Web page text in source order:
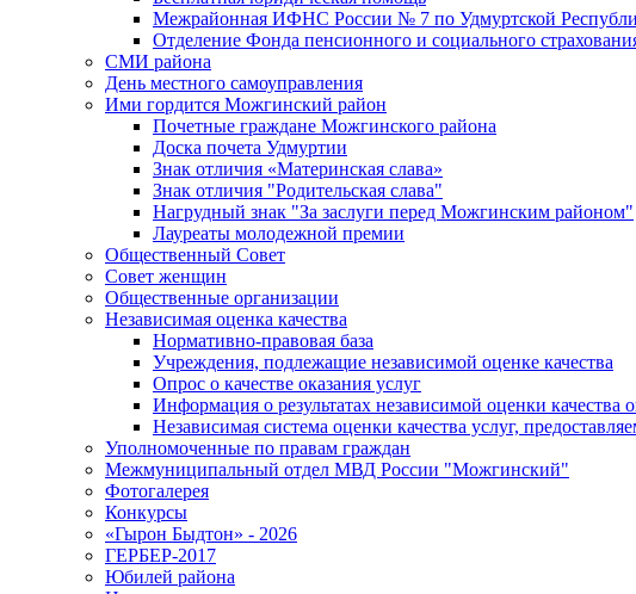
Межрайонная ИФНС России № 7 по Удмуртской
Отделение Фонда пенсионного и социального
СМИ района
День местного самоуправления
Ими гордится Можгинский район
Почетные граждане Можгинского района
Доска почета Удмуртии
Знак отличия «Материнская слава»
Знак отличия "Родительская слава"
Нагрудный знак "За заслуги перед Можгинским районом"
Лауреаты молодежной премии
Общественный Совет
Совет женщин
Общественные организации
Независимая оценка качества
Нормативно-правовая база
Учреждения, подлежащие независимой оценке качества
Опрос о качестве оказания услуг
Информация о результатах независимой оценки качества
Независимая система оценки качества услуг,
Уполномоченные по правам граждан
Межмуниципальный отдел МВД России "Можгинский"
Фотогалерея
Конкурсы
«Гырон Быдтон» - 2026
ГЕРБЕР-2017
Юбилей района